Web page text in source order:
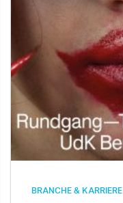
BRANCHE & KARRIERE